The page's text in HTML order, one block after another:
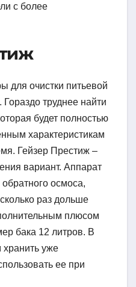
с более
для очистки питьевой
труднее найти
будет полностью
характеристикам
Гейзер Престиж –
вариант. Аппарат
осмоса,
раз дольше
плюсом
бака 12 литров. В
уже
ее при